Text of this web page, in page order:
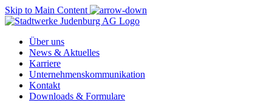
Skip to Main Content
Über uns
News & Aktuelles
Karriere
Unternehmenskommunikation
Kontakt
Downloads & Formulare